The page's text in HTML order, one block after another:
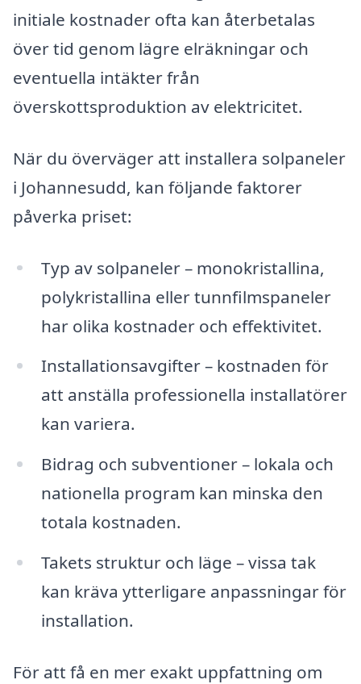
initiale kostnader ofta kan återbetalas
över tid genom lägre elräkningar och
eventuella intäkter från
överskottsproduktion av elektricitet.
När du överväger att installera solpaneler
i Johannesudd, kan följande faktorer
påverka priset:
Typ av solpaneler – monokristallina,
polykristallina eller tunnfilmspaneler
har olika kostnader och effektivitet.
Installationsavgifter – kostnaden för
att anställa professionella installatörer
kan variera.
Bidrag och subventioner – lokala och
nationella program kan minska den
totala kostnaden.
Takets struktur och läge – vissa tak
kan kräva ytterligare anpassningar för
installation.
För att få en mer exakt uppfattning om